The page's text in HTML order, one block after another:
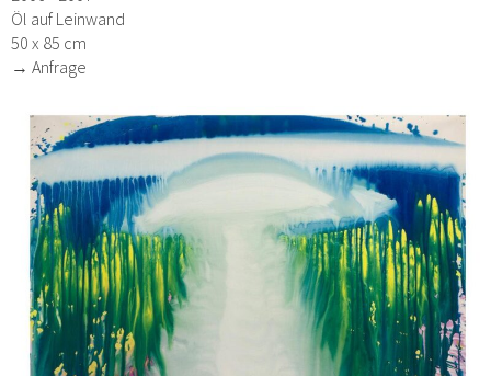
Öl auf Leinwand
50 x 85 cm
→ Anfrage